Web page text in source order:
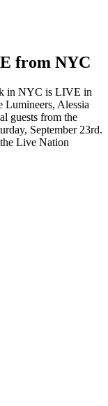
from NYC
in NYC is LIVE in
Lumineers, Alessia
guests from the
September 23rd.
Live Nation